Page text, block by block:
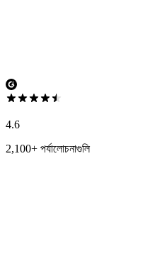
4.6
2,100+ পর্যালোচনাগুলি